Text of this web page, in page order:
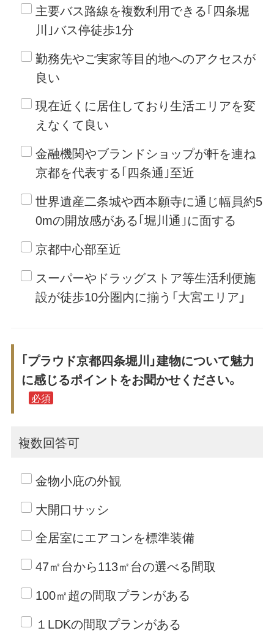
主要バス路線を複数利用できる｢四条堀
川｣バス停徒歩1分
勤務先やご実家等目的地へのアクセスが
良い
現在近くに居住しており生活エリアを変
えなくて良い
金融機関やブランドショップが軒を連ね
京都を代表する｢四条通｣至近
世界遺産二条城や西本願寺に通じ幅員約5
0mの開放感がある｢堀川通｣に面する
京都中心部至近
スーパーやドラッグストア等生活利便施
設が徒歩10分圏内に揃う「大宮エリア」
｢プラウド京都四条堀川」建物について魅力
に感じるポイントをお聞かせください。
必須
複数回答可
金物小庇の外観
大開口サッシ
全居室にエアコンを標準装備
47㎡台から113㎡台の選べる間取
100㎡超の間取プランがある
１LDKの間取プランがある